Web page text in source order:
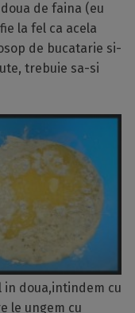
de faina (eu
la fel ca acela
de bucatarie si-
trebuie sa-si
in doua,intindem cu
le ungem cu